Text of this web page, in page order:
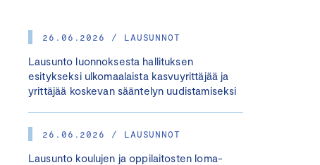
26.06.2026 / LAUSUNNOT
Lausunto luonnoksesta hallituksen
esitykseksi ulkomaalaista kasvuyrittäjää ja
yrittäjää koskevan sääntelyn uudistamiseksi
26.06.2026 / LAUSUNNOT
Lausunto koulujen ja oppilaitosten loma-